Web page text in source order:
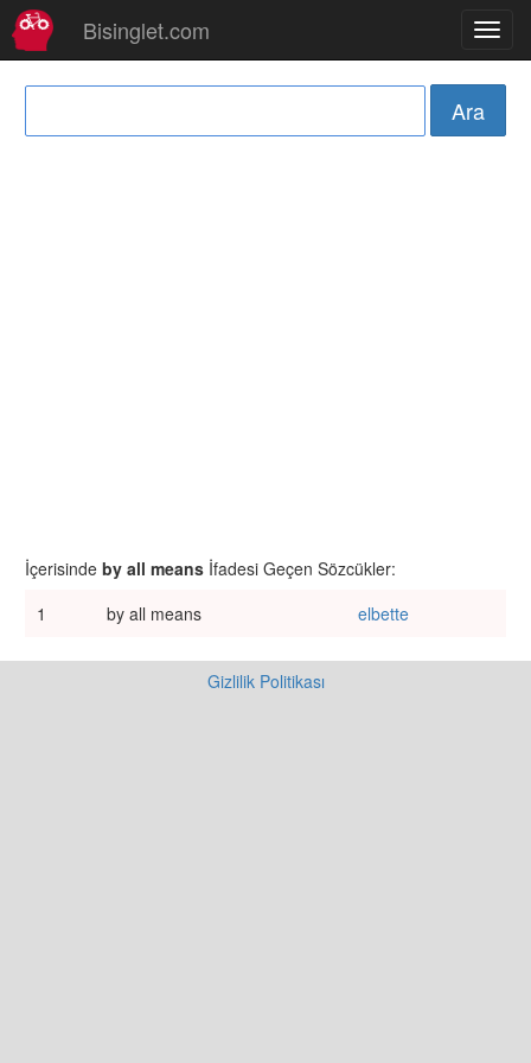
Bisinglet.com
İçerisinde by all means İfadesi Geçen Sözcükler:
1
by all means elbette
Gizlilik Politikası